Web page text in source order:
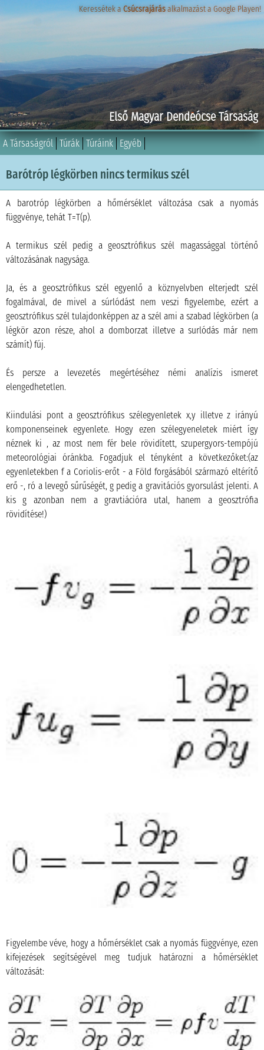
Első Magyar Dendeócse Társaság
Keressétek aCsúcsrajárásalkalmazást a Google Playen!
Keressétek aCsúcsrajárásalkalmazást a Google Playen!
A Társaságról Túrák Túráink Egyéb
Barótróp légkörben nincs termikus szél
A barotróp légkörben a hőmérséklet változása csak a nyomás
függvénye, tehát T=T(p).
A termikus szél pedig a geosztrófikus szél magassággal történő
változásának nagysága.
Ja, és a geosztrófikus szél egyenlő a köznyelvben elterjedt szél
fogalmával, de mivel a súrlódást nem veszi figyelembe, ezért a
geosztrófikus szél tulajdonképpen az a szél ami a szabad légkörben (a
légkör azon része, ahol a domborzat illetve a surlódás már nem
számít) fúj.
És persze a levezetés megértéséhez némi analízis ismeret
elengedhetetlen.
Kiindulási pont a geosztrófikus szélegyenletek x,y illetve z irányú
komponenseinek egyenlete. Hogy ezen szélegyeneletek miért így
néznek ki , az most nem fér bele rövidített, szupergyors-tempójú
meteorológiai óránkba. Fogadjuk el tényként a következőket:(az
egyenletekben f a Coriolis-erőt - a Föld forgásából származó eltérítő
erő -, ró a levegő sűrűségét, g pedig a gravitációs gyorsulást jelenti. A
kis g azonban nem a gravtiációra utal, hanem a geosztrófia
rövidítése!)
Figyelembe véve, hogy a hőmérséklet csak a nyomás függvénye, ezen
kifejezések segítségével meg tudjuk határozni a hőmérséklet
változását: